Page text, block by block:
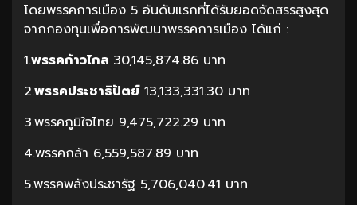
โดยพรรคการเมือง 5 อันดับแรกที่ได้รับยอดจัดสรรสูงสุด
จากกองทุนเพื่อการพัฒนาพรรคการเมือง ได้แก่ :
1.พรรคก้าวไกล 30,145,874.86 บาท
2.พรรคประชาธิปัตย์13,133,331.30 บาท
3.พรรคภูมิใจไทย 9,475,722.29 บาท
4.พรรคกล้า 6,559,587.89 บาท
5.พรรคพลังประชารัฐ 5,706,040.41 บาท